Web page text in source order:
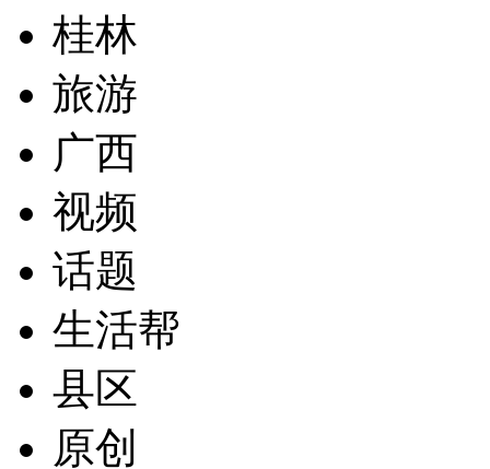
桂林
旅游
广西
视频
话题
生活帮
县区
原创